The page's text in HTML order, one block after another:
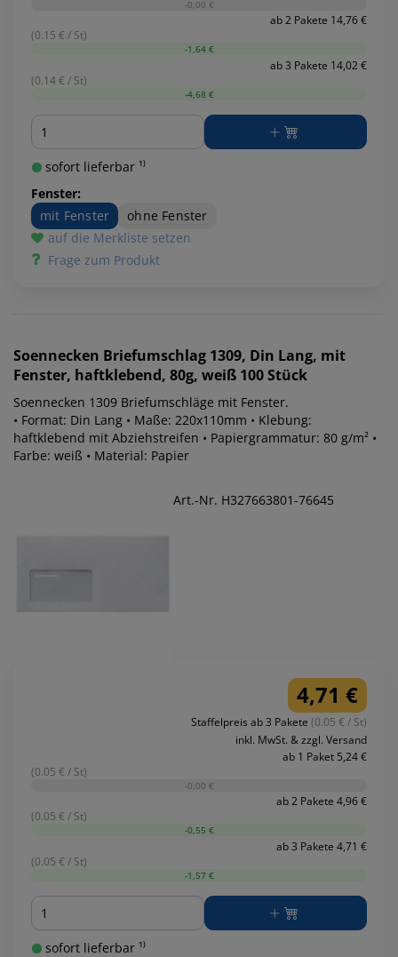
-0,00 €
ab 2 Pakete 14,76 €
(0.15 € / St)
-1,64 €
ab 3 Pakete 14,02 €
(0.14 € / St)
-4,68 €
Menge
sofort lieferbar ¹⁾
Fenster:
mit Fenster
ohne Fenster
auf die Merkliste setzen
Frage zum Produkt
Soennecken Briefumschlag 1309, Din Lang, mit
Fenster, haftklebend, 80g, weiß 100 Stück
Soennecken 1309 Briefumschläge mit Fenster.
• Format: Din Lang • Maße: 220x110mm • Klebung:
haftklebend mit Abziehstreifen • Papiergrammatur: 80 g/m² •
Farbe: weiß • Material: Papier
Art.-Nr. H327663801-76645
4,71 €
Staffelpreis ab 3 Pakete (0.05 € / St)
inkl. MwSt. & zzgl. Versand
ab 1 Paket 5,24 €
(0.05 € / St)
-0,00 €
ab 2 Pakete 4,96 €
(0.05 € / St)
-0,55 €
ab 3 Pakete 4,71 €
(0.05 € / St)
-1,57 €
Menge
sofort lieferbar ¹⁾